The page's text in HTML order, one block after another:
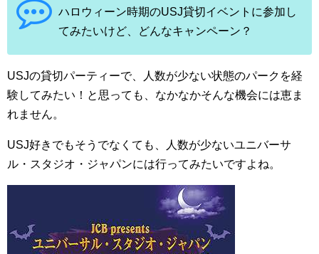
ハロウィーン時期のUSJ貸切イベントに参加し
てみたいけど、どんなキャンペーン？
USJの貸切パーティーで、人数が少ない状態のパークを経
験してみたい！と思っても、なかなかそんな機会には恵ま
れません。
USJ好きでもそうでなくても、人数が少ないユニバーサ
ル・スタジオ・ジャパンには行ってみたいですよね。